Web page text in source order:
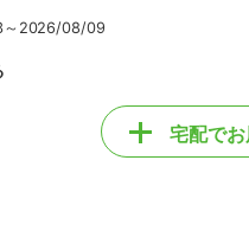
～2026/08/09
宅配で